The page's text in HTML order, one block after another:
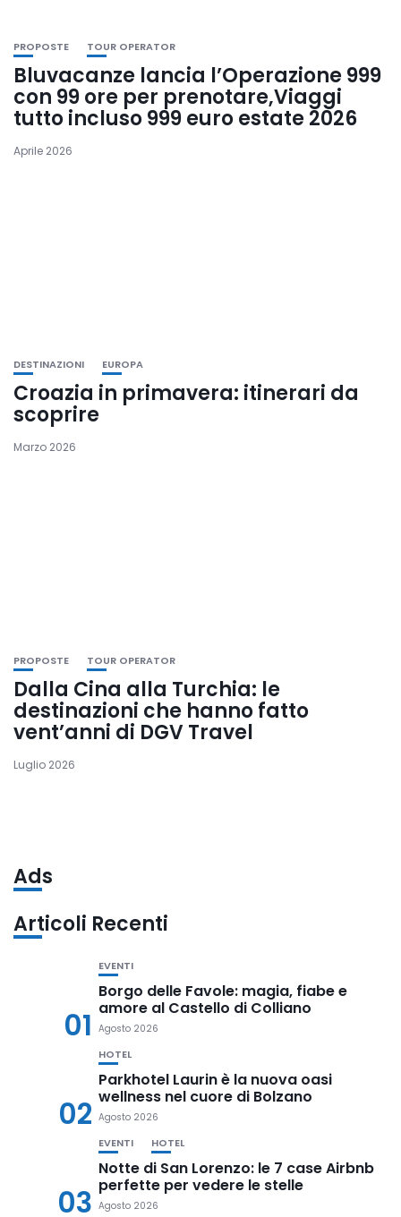
PROPOSTE TOUR OPERATOR
Bluvacanze lancia l’Operazione 999
con 99 ore per prenotare,Viaggi
tutto incluso 999 euro estate 2026
Aprile 2026
DESTINAZIONI EUROPA
Croazia in primavera: itinerari da
scoprire
Marzo 2026
PROPOSTE TOUR OPERATOR
Dalla Cina alla Turchia: le
destinazioni che hanno fatto
vent’anni di DGV Travel
Luglio 2026
Ads
Articoli Recenti
01
EVENTI
Borgo delle Favole: magia, fiabe e
amore al Castello di Colliano
Agosto 2026
02
HOTEL
Parkhotel Laurin è la nuova oasi
wellness nel cuore di Bolzano
Agosto 2026
03
EVENTI HOTEL
Notte di San Lorenzo: le 7 case Airbnb
perfette per vedere le stelle
Agosto 2026